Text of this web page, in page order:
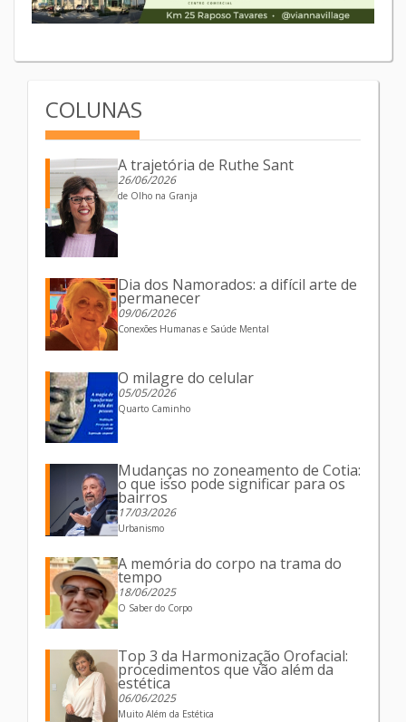
COLUNAS
A trajetória de Ruthe Sant
26/06/2026
de Olho na Granja
Dia dos Namorados: a difícil arte de
permanecer
09/06/2026
Conexões Humanas e Saúde Mental
O milagre do celular
05/05/2026
Quarto Caminho
Mudanças no zoneamento de Cotia:
o que isso pode significar para os
bairros
17/03/2026
Urbanismo
A memória do corpo na trama do
tempo
18/06/2025
O Saber do Corpo
Top 3 da Harmonização Orofacial:
procedimentos que vão além da
estética
06/06/2025
Muito Além da Estética